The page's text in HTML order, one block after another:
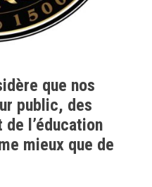
que nos
public, des
l’éducation
mieux que de